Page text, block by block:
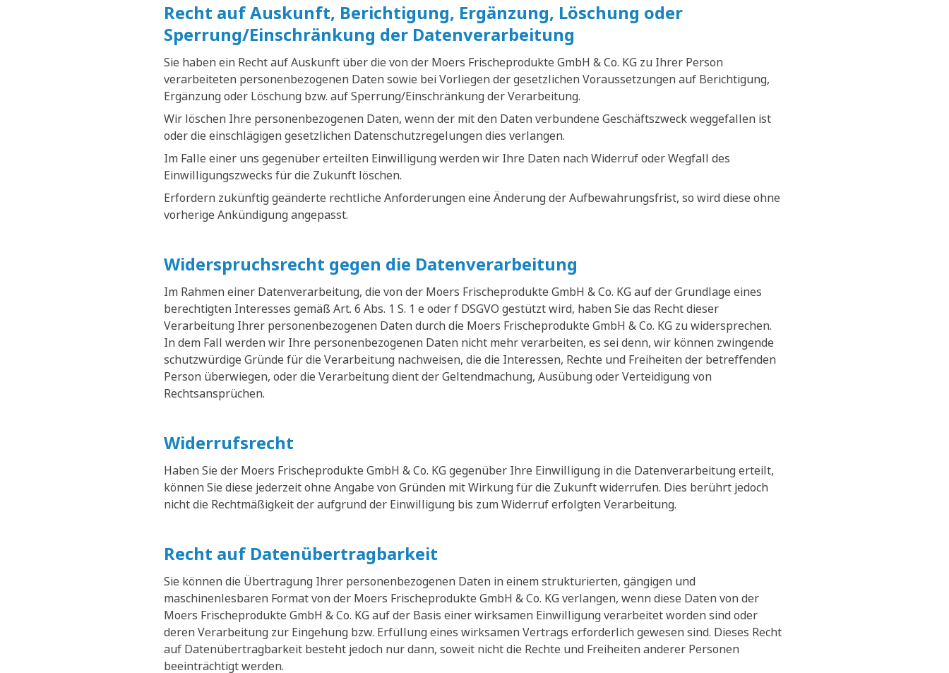
Recht auf Auskunft, Berichtigung, Ergänzung, Löschung oder
Sperrung/Einschränkung der Datenverarbeitung
Sie haben ein Recht auf Auskunft über die von der Moers Frischeprodukte GmbH & Co. KG zu Ihrer Person
verarbeiteten personenbezogenen Daten sowie bei Vorliegen der gesetzlichen Voraussetzungen auf Berichtigung,
Ergänzung oder Löschung bzw. auf Sperrung/Einschränkung der Verarbeitung.
Wir löschen Ihre personenbezogenen Daten, wenn der mit den Daten verbundene Geschäftszweck weggefallen ist
oder die einschlägigen gesetzlichen Datenschutzregelungen dies verlangen.
Im Falle einer uns gegenüber erteilten Einwilligung werden wir Ihre Daten nach Widerruf oder Wegfall des
Einwilligungszwecks für die Zukunft löschen.
Erfordern zukünftig geänderte rechtliche Anforderungen eine Änderung der Aufbewahrungsfrist, so wird diese ohne
vorherige Ankündigung angepasst.
Widerspruchsrecht gegen die Datenverarbeitung
Im Rahmen einer Datenverarbeitung, die von der Moers Frischeprodukte GmbH & Co. KG auf der Grundlage eines
berechtigten Interesses gemäß Art. 6 Abs. 1 S. 1 e oder f DSGVO gestützt wird, haben Sie das Recht dieser
Verarbeitung Ihrer personenbezogenen Daten durch die Moers Frischeprodukte GmbH & Co. KG zu widersprechen.
In dem Fall werden wir Ihre personenbezogenen Daten nicht mehr verarbeiten, es sei denn, wir können zwingende
schutzwürdige Gründe für die Verarbeitung nachweisen, die die Interessen, Rechte und Freiheiten der betreffenden
Person überwiegen, oder die Verarbeitung dient der Geltendmachung, Ausübung oder Verteidigung von
Rechtsansprüchen.
Widerrufsrecht
Haben Sie der Moers Frischeprodukte GmbH & Co. KG gegenüber Ihre Einwilligung in die Datenverarbeitung erteilt,
können Sie diese jederzeit ohne Angabe von Gründen mit Wirkung für die Zukunft widerrufen. Dies berührt jedoch
nicht die Rechtmäßigkeit der aufgrund der Einwilligung bis zum Widerruf erfolgten Verarbeitung.
Recht auf Datenübertragbarkeit
Sie können die Übertragung Ihrer personenbezogenen Daten in einem strukturierten, gängigen und
maschinenlesbaren Format von der Moers Frischeprodukte GmbH & Co. KG verlangen, wenn diese Daten von der
Moers Frischeprodukte GmbH & Co. KG auf der Basis einer wirksamen Einwilligung verarbeitet worden sind oder
deren Verarbeitung zur Eingehung bzw. Erfüllung eines wirksamen Vertrags erforderlich gewesen sind. Dieses Recht
auf Datenübertragbarkeit besteht jedoch nur dann, soweit nicht die Rechte und Freiheiten anderer Personen
beeinträchtigt werden.